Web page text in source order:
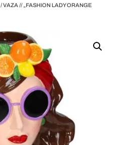
/ VAZA // „FASHION LADY ORANGE